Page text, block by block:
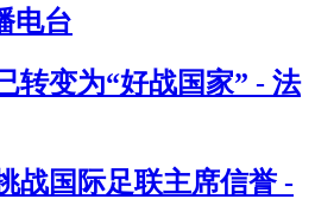
电台
转变为“好战国家” - 法
战国际足联主席信誉 -